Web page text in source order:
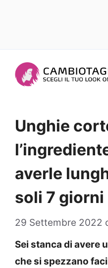
Unghie
averle
soli 7 giorni
29 Settembre 2022
Sei stanca di avere
che si spezzano